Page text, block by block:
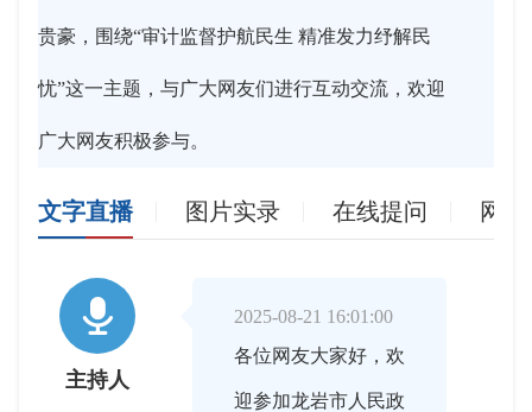
贵豪，围绕“审计监督护航民生 精准发力纾解民
忧”这一主题，与广大网友们进行互动交流，欢迎
广大网友积极参与。
文字直播 图片实录 在线提问 网

主持人
2025-08-21 16:01:00
各位网友大家好，欢
迎参加龙岩市人民政